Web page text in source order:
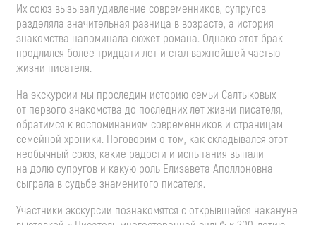
Их союз вызывал удивление современников, супругов
разделяла значительная разница в возрасте, а история
знакомства напоминала сюжет романа. Однако этот брак
продлился более тридцати лет и стал важнейшей частью
жизни писателя.
На экскурсии мы проследим историю семьи Салтыковых
от первого знакомства до последних лет жизни писателя,
обратимся к воспоминаниям современников и страницам
семейной хроники. Поговорим о том, как складывался этот
необычный союз, какие радости и испытания выпали
на долю супругов и какую роль Елизавета Аполлоновна
сыграла в судьбе знаменитого писателя.
Участники экскурсии познакомятся с открывшейся накануне